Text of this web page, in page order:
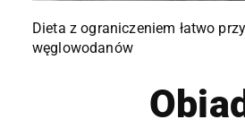
Dieta z ograniczeniem łatwo
węglowodanów